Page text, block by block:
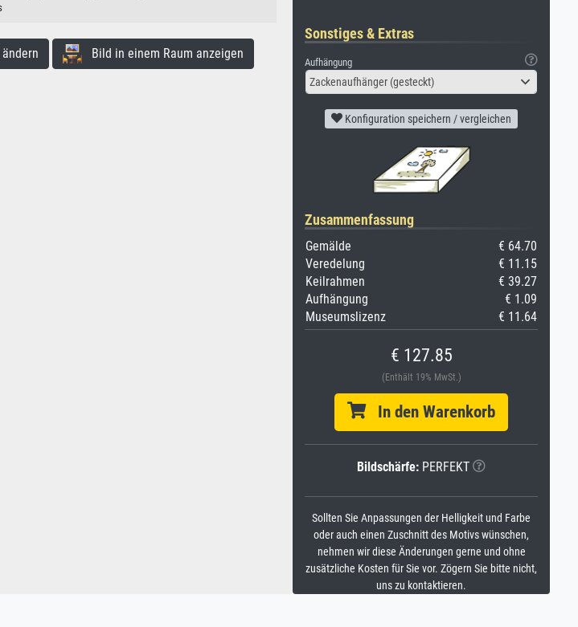
Bild in einem Raum anzeigen
Sonstiges & Extras
Aufhängung
Zackenaufhänger (gesteckt)
Konfiguration speichern / vergleichen
Zusammenfassung
Gemälde
€ 64.70
Veredelung
€ 11.15
Keilrahmen
€ 39.27
Aufhängung
€ 1.09
Museumslizenz
€ 11.64
€ 127.85
(Enthält 19% MwSt.)
In den Warenkorb
Bildschärfe: PERFEKT
Sollten Sie Anpassungen der Helligkeit und Farbe
oder auch einen Zuschnitt des Motivs wünschen,
nehmen wir diese Änderungen gerne und ohne
zusätzliche Kosten für Sie vor. Zögern Sie bitte nicht,
uns zu kontaktieren.